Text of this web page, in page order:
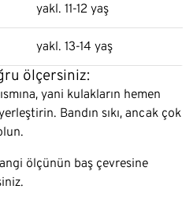
yakl. 11-12 yaş
yakl. 13-14 yaş
ölçersiniz:
yani kulakların hemen
Bandın sıkı, ancak çok
ölçünün baş çevresine